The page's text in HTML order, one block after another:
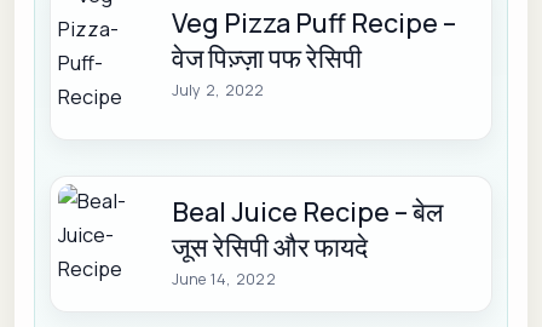
Veg Pizza Puff Recipe –
वेज पिज़्ज़ा पफ रेसिपी
July 2, 2022
Beal Juice Recipe – बेल
जूस रेसिपी और फायदे
June 14, 2022